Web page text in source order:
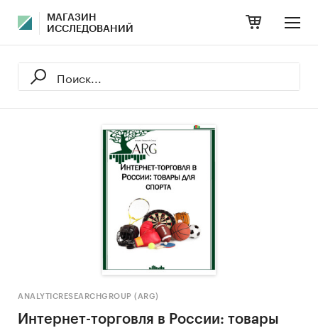
МАГАЗИН
ИССЛЕДОВАНИЙ
ANALYTICRESEARCHGROUP (ARG)
Интернет-торговля в России: товары